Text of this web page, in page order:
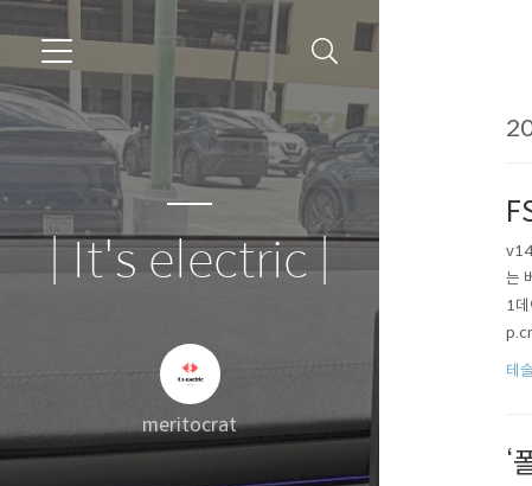
| It's electric |
meritocrat
는
1
루
테
‘